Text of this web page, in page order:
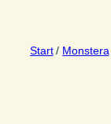
Start/ Monstera